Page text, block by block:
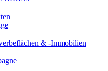
& -Immobilien